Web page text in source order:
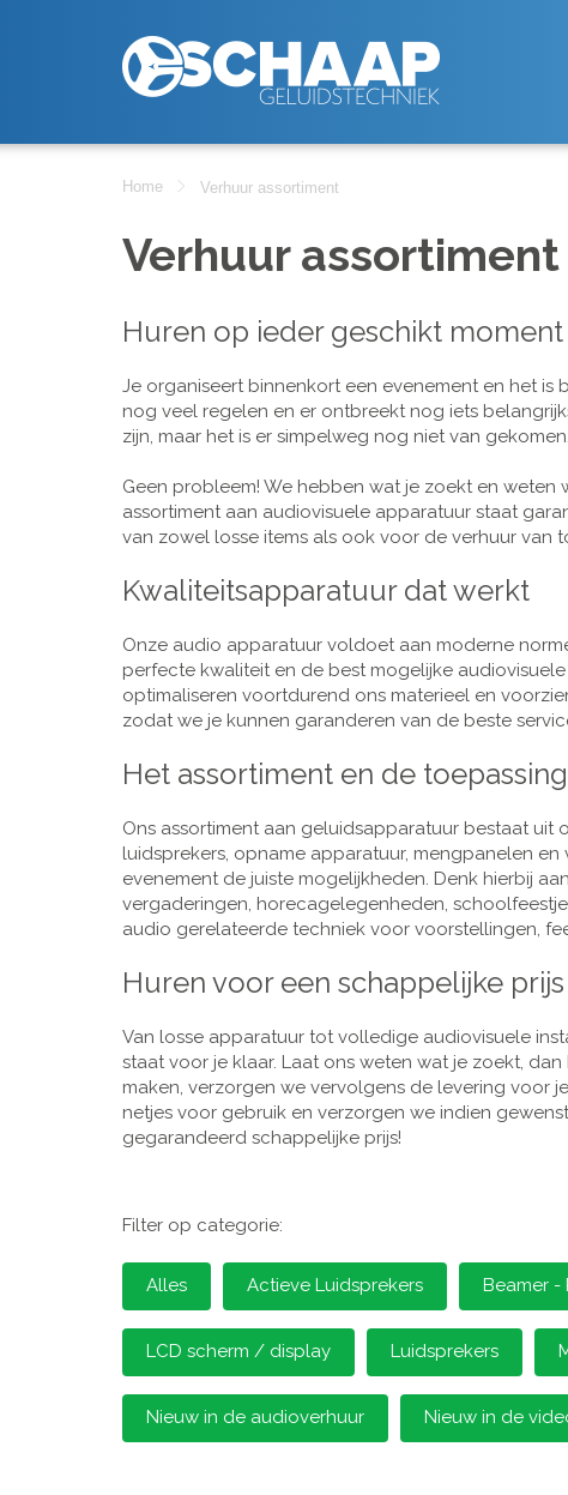
Home Verhuur assortiment
Verhuur assortiment
Huren op ieder geschikt moment
Je organiseert binnenkort een evenement en het is
nog veel regelen en er ontbreekt nog iets
zijn, maar het is er simpelweg nog niet van
Geen probleem! We hebben wat je zoekt en weten
assortiment aan audiovisuele apparatuur staat
van zowel losse items als ook voor de verhuur van
Kwaliteitsapparatuur dat werkt
Onze audio apparatuur voldoet aan moderne
perfecte kwaliteit en de best mogelijke
optimaliseren voortdurend ons materieel en
zodat we je kunnen garanderen van de beste
Het assortiment en de
Ons assortiment aan geluidsapparatuur bestaat uit
luidsprekers, opname apparatuur, mengpanelen
evenement de juiste mogelijkheden. Denk hierbij
vergaderingen, horecagelegenheden,
audio gerelateerde techniek voor voorstellingen,
Huren voor een schappelijke prijs
Van losse apparatuur tot volledige audiovisuele
staat voor je klaar. Laat ons weten wat je zoekt,
maken, verzorgen we vervolgens de levering voor
netjes voor gebruik en verzorgen we indien
gegarandeerd schappelijke prijs!
Filter op categorie:
Alles Actieve Luidsprekers Beamer -
LCD scherm / display Luidsprekers
Nieuw in de audioverhuur Nieuw in de